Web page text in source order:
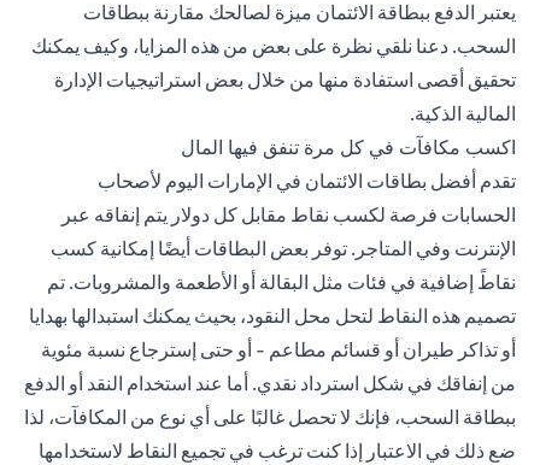
يعتبر الدفع ببطاقة الائتمان ميزة لصالحك مقارنة ببطاقات
السحب. دعنا نلقي نظرة على بعض من هذه المزايا، وكيف يمكنك
تحقيق أقصى استفادة منها من خلال بعض استراتيجيات الإدارة
المالية الذكية.
اكسب مكافآت في كل مرة تنفق فيها المال
تقدم أفضل بطاقات الائتمان في الإمارات اليوم لأصحاب
الحسابات فرصة لكسب نقاط مقابل كل دولار يتم إنفاقه عبر
الإنترنت وفي المتاجر. توفر بعض البطاقات أيضًا إمكانية كسب
نقاطً إضافية في فئات مثل البقالة أو الأطعمة والمشروبات. تم
تصميم هذه النقاط لتحل محل النقود، بحيث يمكنك استبدالها بهدايا
أو تذاكر طيران أو قسائم مطاعم - أو حتى إسترجاع نسبة مئوية
من إنفاقك في شكل استرداد نقدي. أما عند استخدام النقد أو الدفع
ببطاقة السحب، فإنك لا تحصل غالبًا على أي نوع من المكافآت، لذا
ضع ذلك في الاعتبار إذا كنت ترغب في تجميع النقاط لاستخدامها